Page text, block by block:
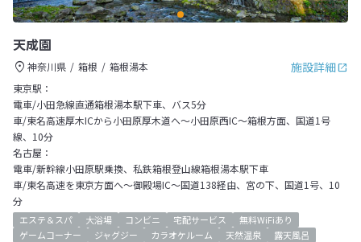
天成園
施設詳細
神奈川県 箱根
箱根湯本
東京駅：
電車/小田急線直通箱根湯本駅下車、バス5分
車/東名高速厚木ICから小田原厚木道へ～小田原西IC～箱根方面、国道1号
線、10分
名古屋：
電車/新幹線小田原駅乗換、私鉄箱根登山線箱根湯本駅下車
車/東名高速を東京方面へ～御殿場IC～国道138経由、宮の下、国道1号、10
分
エステ＆スパ 大浴場 コンビニ 宅配サービス
無料WiFiあり
ゲームコーナー
ジャグジー カラオケルーム 天然温泉
露天風呂